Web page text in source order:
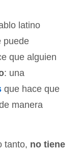
latino
puede
que alguien
: una
que hace que
manera
tanto, no tiene